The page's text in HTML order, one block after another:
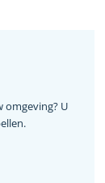
omgeving? U